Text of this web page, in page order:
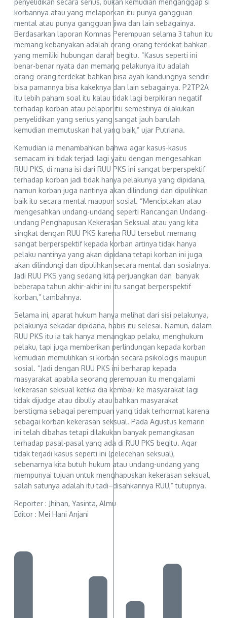
penyelidikan secara serius, bukan kemudian menganggap si
korbannya atau yang melaporkan itu punya gangguan
mental atau punya gangguan jiwa dan lain sebagainya.
Berdasarkan laporan Komnas Perempuan selama 3 tahun itu
memang kebanyakan adalah orang-orang terdekat bahkan
yang memiliki hubungan darah begitu. “Kasus seperti ini
benar-benar nyata dan memang pelakunya itu adalah
orang-orang terdekat bahkan bisa ayah kandungnya sendiri
bisa pamannya bisa kakeknya dan lain sebagainya. P2TP2A
itu lebih paham soal itu kalau tidak lagi berpikiran negatif
terhadap korban atau pelapor itu semestinya dilakukan
penyelidikan yang serius yang sangat jauh barulah
kemudian memutuskan hal yang baik,” ujar Putriana.
Kemudian ia menambahkan bahwa agar kasus-kasus
semacam ini tidak terjadi lagi yaitu dengan mengesahkan
RUU PKS, di mana isi dari RUU PKS ini sangat berperspektif
terhadap korban jadi tidak hanya pelakunya yang dipidana,
namun korban juga nantinya akan dilindungi dan dipulihkan
baik itu secara mental maupun sosial. “Menciptakan atau
mengesahkan undang-undang seperti Rancangan Undang-
undang Penghapusan Kekerasan Seksual atau yang kita
singkat dengan RUU PKS karena RUU tersebut memang
sangat berperspektif kepada korban artinya tidak hanya
pelaku nantinya yang akan dipidana tetapi korban ini juga
akan dilindungi dan dipulihkan secara mental dan sosialnya.
Jadi RUU PKS yang sedang kita perjuangkan dan banyak
beberapa tahun akhir-akhir ini itu sangat berperspektif
korban,” tambahnya.
Selama ini, aparat hukum hanya melihat dari sisi pelakunya,
pelakunya sekadar dipidana, habis itu selesai. Namun, dalam
RUU PKS itu ia tak hanya menangkap pelaku, menghukum
pelaku, tapi juga memberikan perlindungan kepada korban
kemudian memulihkan si korban secara psikologis maupun
sosial. “Jadi dengan RUU PKS ini berharap kepada
masyarakat apabila seorang perempuan itu mengalami
kekerasan seksual ketika dia kembali ke masyarakat lagi
tidak dijudge atau dibully atau bahkan masyarakat
berstigma sebagai perempuan yang tidak terhormat karena
sebagai korban kekerasan seksual. Pada Agustus kemarin
ini telah dibahas tetapi dilakukan banyak pemangkasan
terhadap pasal-pasal yang ada di RUU PKS begitu. Agar
tidak terjadi kasus seperti ini (pelecehan seksual),
sebenarnya kita butuh hukum atau undang-undang yang
mempunyai tujuan untuk menghapuskan kekerasan seksual,
salah satunya adalah itu tadi–disahkannya RUU,” tutupnya.
Reporter : Jhihan, Yasinta, Almu
Editor : Mei Hani Anjani